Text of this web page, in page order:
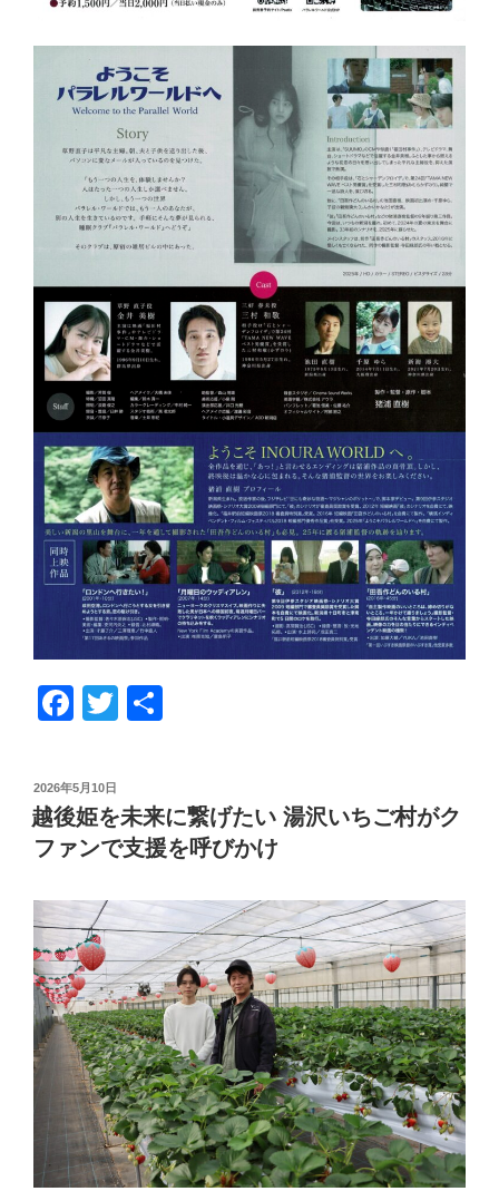
F
c
e
b
o
k
T
er
投
稿
日:
2026年5月10日
越後姫を未来に繋げたい 湯沢いちご村がク
ファンで支援を呼びかけ